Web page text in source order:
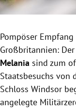
Untermenü
Untermenü
Pompöser
Großbritannien:
Melania sind zum
Staatsbesuchs von
Schloss Windsor
angelegte